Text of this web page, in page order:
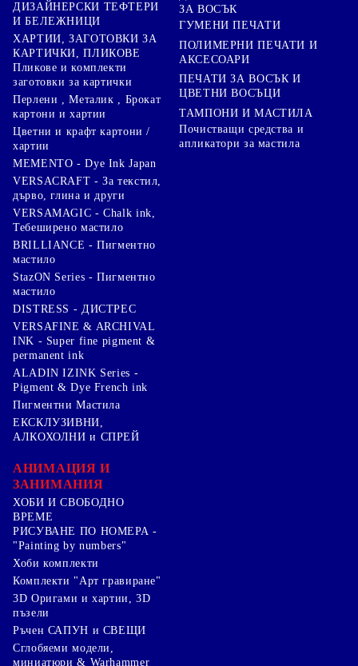
ДИЗАЙНЕРСКИ ТЕФТЕРИ
И БЕЛЕЖНИЦИ
ХАРТИИ, ЗАГОТОВКИ ЗА
КАРТИЧКИ, ПЛИКОВЕ
Пликове и комплекти
заготовки за картички
Перлени , Металик , Брокат
картони и хартии
Цветни и крафт картони /
хартии
ЗА ВОСЪК
ГУМЕНИ ПЕЧАТИ
ПОЛИМЕРНИ ПЕЧАТИ И
АКСЕСОАРИ
ПЕЧАТИ ЗА ВОСЪК И
ЦВЕТНИ ВОСЪЦИ
ТАМПОНИ И МАСТИЛА
Почистващи средства и
апликатори за мастила
MEMENTO - Dye Ink Japan
VERSACRAFT - За текстил,
дърво, глина и други
VERSAMAGIC - Chalk ink,
Тебеширено мастило
BRILLIANCE - Пигментно
мастило
StazON Series - Пигментно
мастило
DISTRESS - ДИСТРЕС
VERSAFINE & ARCHIVAL
INK - Super fine pigment &
permanent ink
ALADIN IZINK Series -
Pigment & Dye French ink
Пигментни Мастила
ЕКСКЛУЗИВНИ,
АЛКОХОЛНИ и СПРЕЙ
АНИМАЦИЯ И
ЗАНИМАНИЯ
ХОБИ И СВОБОДНО
ВРЕМЕ
РИСУВАНЕ ПО НОМЕРА -
"Painting by numbers"
Хоби комплекти
Комплекти "Арт гравиране"
3D Оригами и хартии, 3D
пъзели
Ръчен САПУН и СВЕЩИ
Сглобяеми модели,
миниатюри & Warhammer